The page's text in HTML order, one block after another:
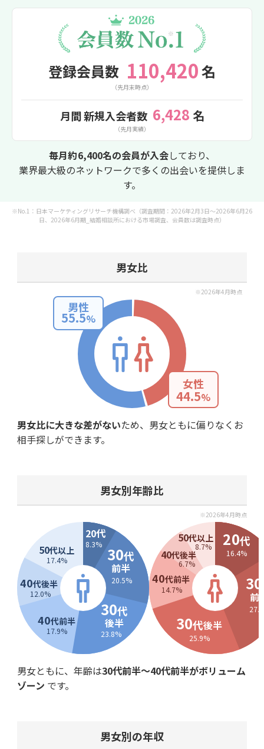
登録会員数 110,420名
（先月末時点）
月間 新規入会者数 6,428 名
（先月実績）
毎月約6,400名の会員が入会しており、
業界最大級のネットワークで多くの出会いを提供しま
す。
※No.1：日本マーケティングリサーチ機構調べ（調査期間：2026年2月3日～2026年6月26
日、2026年6月期_結婚相談所における市場調査、会員数は調査時点）
男女比
※2026年4月時点
女性
44.5%
男性
55.5%
男女比に大きな差がないため、男女ともに偏りなくお
相手探しができます。
男女別年齢比
※2026年4月時点
20代
8.3% 30代
前半
20.5%
30代
後半
23.8%
40代前半
17.9%
40代後半
12.0%
50代以上
17.4%
20代
16.4%
30
前
30代後半
25.9%
40代前半
14.7%
40代後半
6.7%
50代以上
8.7%
男女ともに、年齢は30代前半～40代前半がボリューム
ゾーン です。
男女別の年収